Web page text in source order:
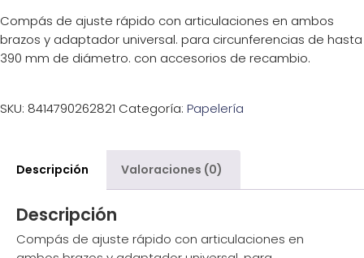
Compás de ajuste rápido con articulaciones en ambos
brazos y adaptador universal. para circunferencias de hasta
390 mm de diámetro. con accesorios de recambio.
SKU: 8414790262821 Categoría: Papelería
Descripción Valoraciones (0)
Descripción
Compás de ajuste rápido con articulaciones en